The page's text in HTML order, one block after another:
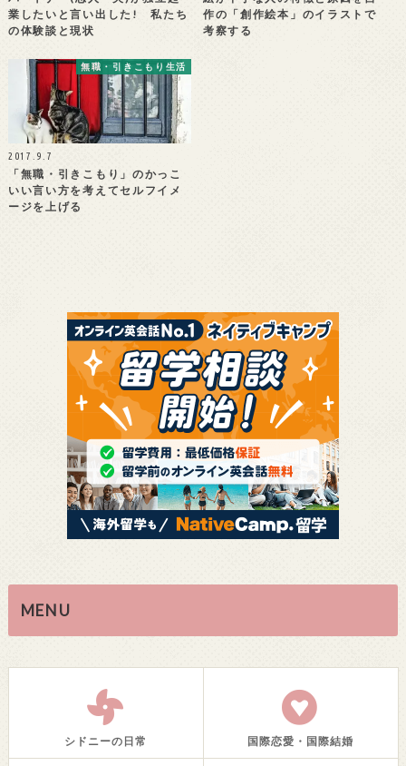
業したいと言い出した! 私たち
の体験談と現状
作の「創作絵本」のイラストで
考察する
無職・引きこもり生活
2017.9.7
「無職・引きこもり」のかっこ
いい言い方を考えてセルフイメ
ージを上げる
MENU
シドニーの日常 国際恋愛・国際結婚